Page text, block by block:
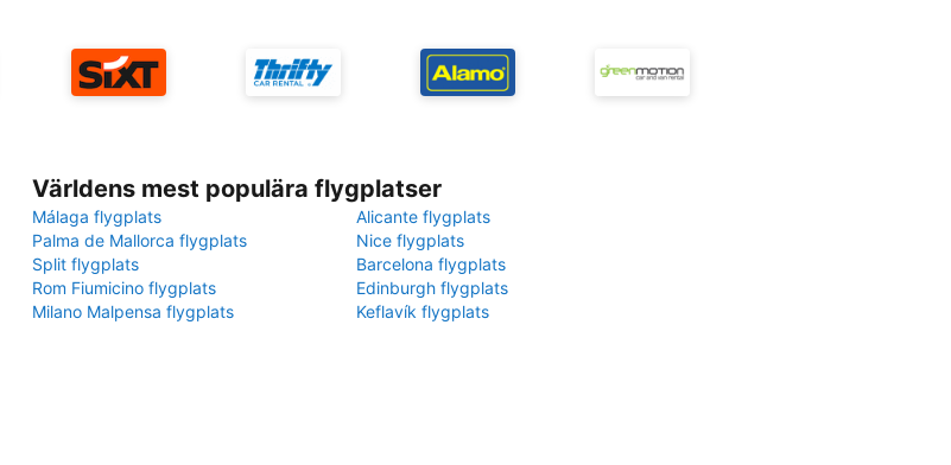
Världens mest populära flygplatser
Málaga flygplats
Alicante flygplats
Palma de Mallorca flygplats
Nice flygplats
Split flygplats
Barcelona flygplats
Rom Fiumicino flygplats
Edinburgh flygplats
Milano Malpensa flygplats
Keflavík flygplats